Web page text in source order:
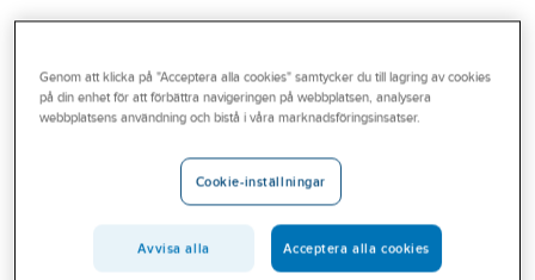
Outlet
Branscher KÅBE MATTAN
FOTSKRAPA KÅBEX
SM-GALLER
790MMX490MM
Genom att klicka på "Acceptera alla cookies" samtycker du till lagring av cookies
på din enhet för att förbättra navigeringen på webbplatsen, analysera
webbplatsens användning och bistå i våra marknadsföringsinsatser.
Cookie-inställningar
Avvisa alla Acceptera alla cookies